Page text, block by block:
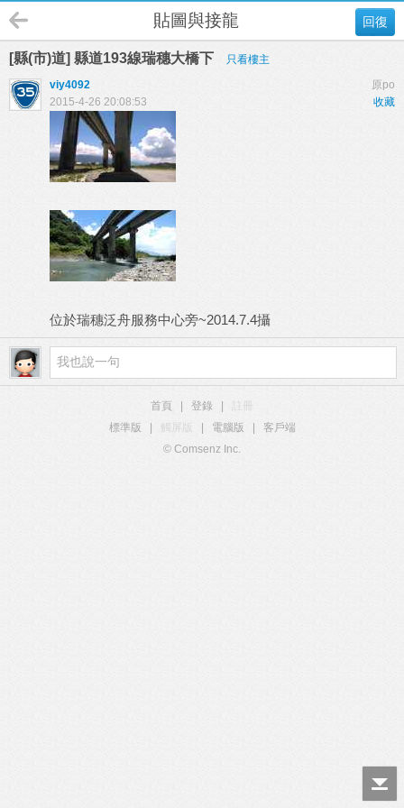
回復
貼圖與接龍
[縣(市)道] 縣道193線瑞穗大橋下
只看樓主
原po
viy4092
收藏
2015-4-26 20:08:53
位於瑞穗泛舟服務中心旁~2014.7.4攝
首頁 登錄
標準版
觸屏版 電腦版
客戶端
© Comsenz Inc.